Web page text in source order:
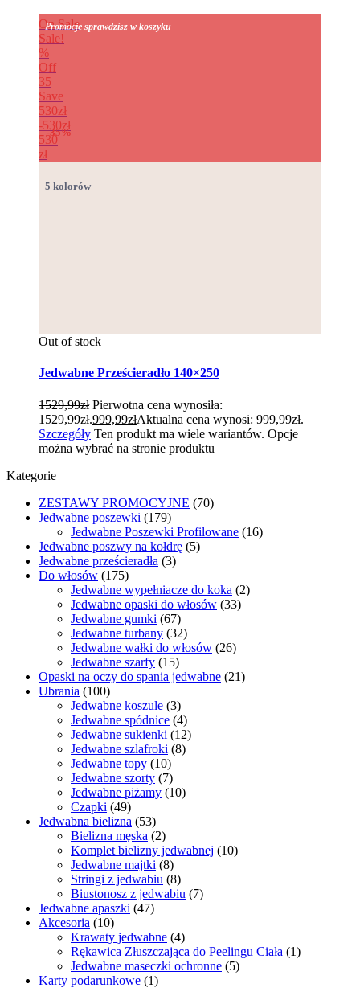
On Sale
Sale!
%
Off
35
Save
530zł
530zł
35%
530
zł
Promocje sprawdzisz w koszyku
5 kolorów
Out of stock
Jedwabne Prześcieradło 140×250
1529,99zł Pierwotna cena wynosiła:
1529,99zł.999,99złAktualna cena wynosi: 999,99zł.
Szczegóły Ten produkt ma wiele wariantów. Opcje
można wybrać na stronie produktu
Kategorie
ZESTAWY PROMOCYJNE (70)
Jedwabne poszewki (179)
Jedwabne Poszewki Profilowane (16)
Jedwabne poszwy na kołdrę (5)
Jedwabne prześcieradła (3)
Do włosów (175)
Jedwabne wypełniacze do koka (2)
Jedwabne opaski do włosów (33)
Jedwabne gumki (67)
Jedwabne turbany (32)
Jedwabne wałki do włosów (26)
Jedwabne szarfy (15)
Opaski na oczy do spania jedwabne (21)
Ubrania (100)
Jedwabne koszule (3)
Jedwabne spódnice (4)
Jedwabne sukienki (12)
Jedwabne szlafroki (8)
Jedwabne topy (10)
Jedwabne szorty (7)
Jedwabne piżamy (10)
Czapki (49)
Jedwabna bielizna (53)
Bielizna męska (2)
Komplet bielizny jedwabnej (10)
Jedwabne majtki (8)
Stringi z jedwabiu (8)
Biustonosz z jedwabiu (7)
Jedwabne apaszki (47)
Akcesoria (10)
Krawaty jedwabne (4)
Rękawica Złuszczająca do Peelingu Ciała (1)
Jedwabne maseczki ochronne (5)
Karty podarunkowe (1)